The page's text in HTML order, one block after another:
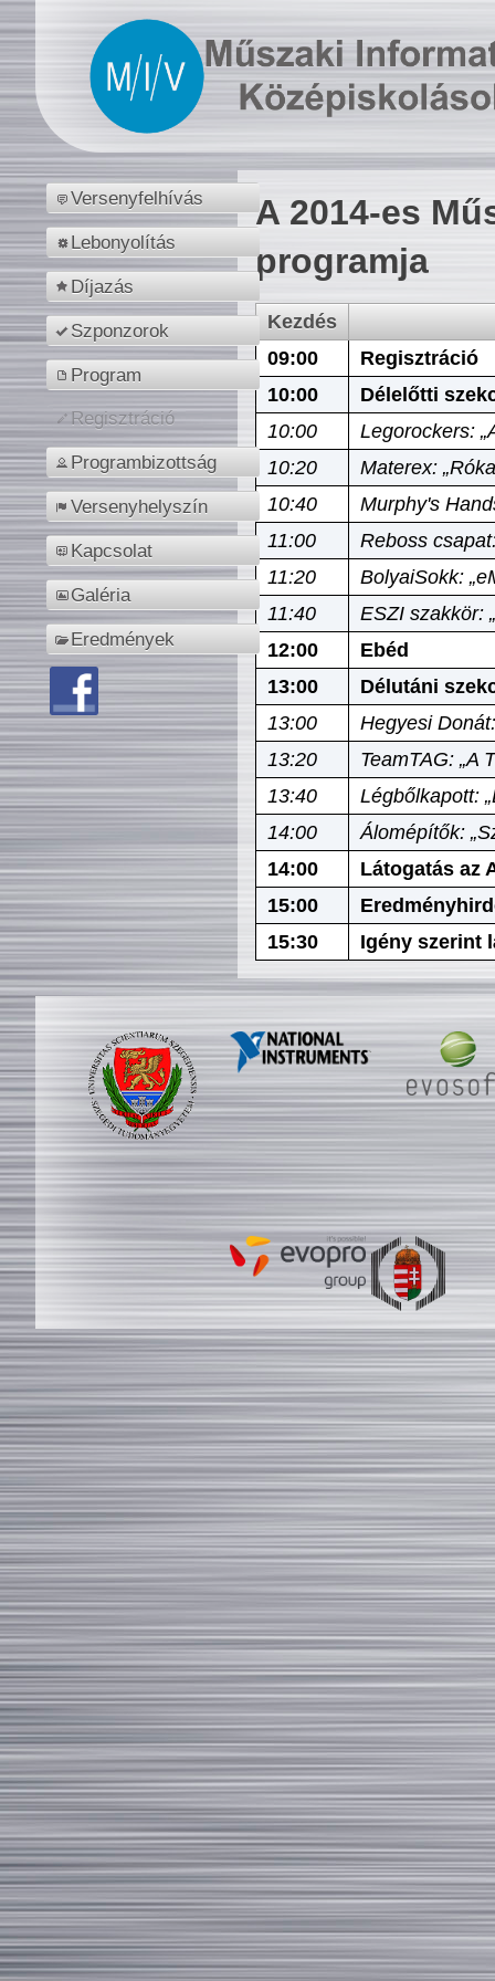
Versenyfelhívás
Lebonyolítás
Díjazás
Szponzorok
Program
Regisztráció
Programbizottság
Versenyhelyszín
Kapcsolat
Galéria
Eredmények
A 2014-es
programja
Kezdés
09:00
Regisztráció
10:00
Délelőtti
10:00
Legorockers:
10:20
Materex:
10:40
Murphy's
11:00
Reboss
11:20
BolyaiSokk:
11:40
ESZI szakkör:
12:00
Ebéd
13:00
Délutáni
13:00
Hegyesi
13:20
TeamTAG: „A
13:40
Légbőlkapott:
14:00
Álomépítők:
14:00
Látogatás az
15:00
15:30
Igény szerint